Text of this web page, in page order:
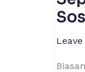
Apa
Pada